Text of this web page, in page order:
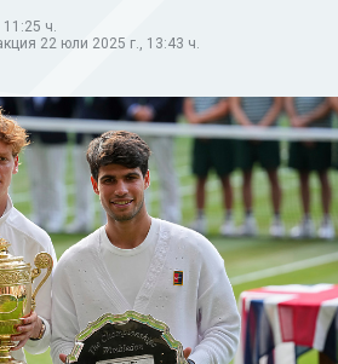
ч.
22 юли 2025 г., 13:43 ч.